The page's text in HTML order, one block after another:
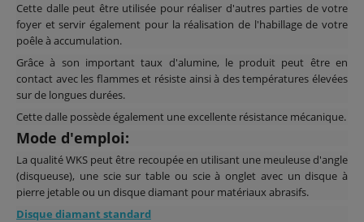
Cette dalle peut être utilisée pour réaliser d'autres parties de votre
foyer et servir également pour la réalisation de l'habillage de votre
poêle à accumulation.
Grâce à son important taux d'alumine, le produit peut être en
contact avec les flammes et résiste ainsi à des températures élevées
sur de longues durées.
Cette dalle possède également une excellente résistance mécanique.
Mode d'emploi:
La qualité WKS peut être recoupée en utilisant une meuleuse d'angle
(disqueuse), une scie sur table ou scie à onglet avec un disque à
pierre jetable ou un disque diamant pour matériaux abrasifs.
Disque diamant standard